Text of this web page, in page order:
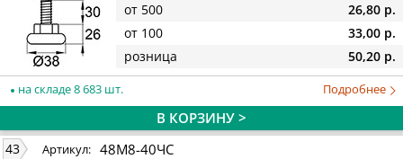
от 500
26,80 р.
от 100
33,00 р.
розница
50,20 р.
на складе 8 683 шт. Подробнее
В КОРЗИНУ >
43 Артикул: 48М8-40ЧС